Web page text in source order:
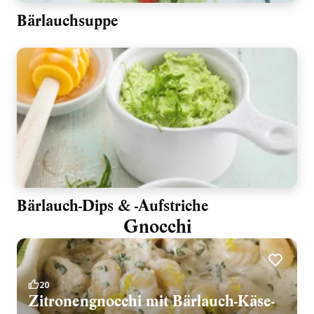
Bärlauchsuppe
Bärlauch-Dips & -Aufstriche
Gnocchi
20
Zitronengnocchi mit Bärlauch-Käse-